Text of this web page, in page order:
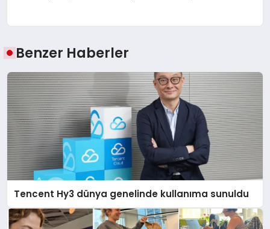
Benzer Haberler
Tencent Hy3 dünya genelinde kullanıma sunuldu